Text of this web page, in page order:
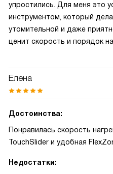
упростились. Для меня это
инструментом, который
утомительной и даже
ценит скорость и порядок на
Елена
Достоинства:
Понравилась скорость
TouchSlider и удобная
Недостатки: